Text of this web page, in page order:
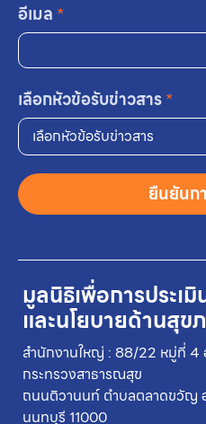
มูลนิธิเพื่อการประเมิ
และนโยบายด้านสุข
สำนักงานใหญ่ : 88/22 หมู่ที่ 4
กระทรวงสาธารณสุข
ถนนติวานนท์ ตำบลตลาดขวัญ
นนทบุรี 11000
อีเมล *
เลือกหัวข้อรับข่าวสาร*
เลือกหัวข้อรับข่าวสาร
ยืนยันก